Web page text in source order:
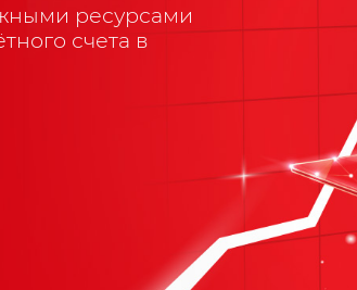
ресурсами
счета в